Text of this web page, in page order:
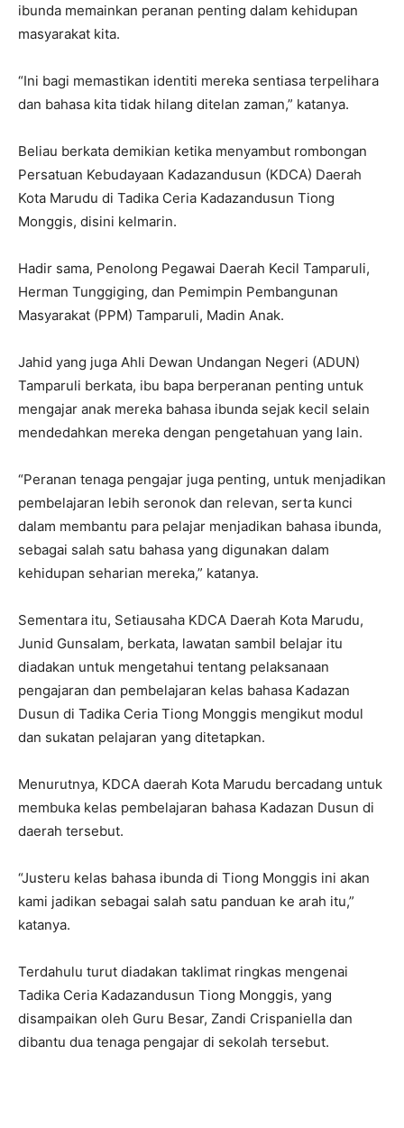
ibunda memainkan peranan penting dalam kehidupan
masyarakat kita.
“Ini bagi memastikan identiti mereka sentiasa terpelihara
dan bahasa kita tidak hilang ditelan zaman,” katanya.
Beliau berkata demikian ketika menyambut rombongan
Persatuan Kebudayaan Kadazandusun (KDCA) Daerah
Kota Marudu di Tadika Ceria Kadazandusun Tiong
Monggis, disini kelmarin.
Hadir sama, Penolong Pegawai Daerah Kecil Tamparuli,
Herman Tunggiging, dan Pemimpin Pembangunan
Masyarakat (PPM) Tamparuli, Madin Anak.
Jahid yang juga Ahli Dewan Undangan Negeri (ADUN)
Tamparuli berkata, ibu bapa berperanan penting untuk
mengajar anak mereka bahasa ibunda sejak kecil selain
mendedahkan mereka dengan pengetahuan yang lain.
“Peranan tenaga pengajar juga penting, untuk menjadikan
pembelajaran lebih seronok dan relevan, serta kunci
dalam membantu para pelajar menjadikan bahasa ibunda,
sebagai salah satu bahasa yang digunakan dalam
kehidupan seharian mereka,” katanya.
Sementara itu, Setiausaha KDCA Daerah Kota Marudu,
Junid Gunsalam, berkata, lawatan sambil belajar itu
diadakan untuk mengetahui tentang pelaksanaan
pengajaran dan pembelajaran kelas bahasa Kadazan
Dusun di Tadika Ceria Tiong Monggis mengikut modul
dan sukatan pelajaran yang ditetapkan.
Menurutnya, KDCA daerah Kota Marudu bercadang untuk
membuka kelas pembelajaran bahasa Kadazan Dusun di
daerah tersebut.
“Justeru kelas bahasa ibunda di Tiong Monggis ini akan
kami jadikan sebagai salah satu panduan ke arah itu,”
katanya.
Terdahulu turut diadakan taklimat ringkas mengenai
Tadika Ceria Kadazandusun Tiong Monggis, yang
disampaikan oleh Guru Besar, Zandi Crispaniella dan
dibantu dua tenaga pengajar di sekolah tersebut.